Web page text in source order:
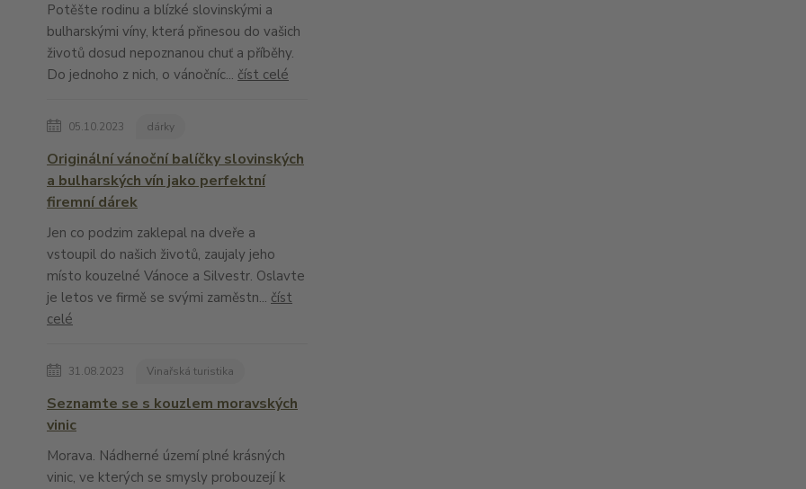
Potěšte rodinu a blízké slovinskými a
bulharskými víny, která přinesou do vašich
životů dosud nepoznanou chuť a příběhy.
Do jednoho z nich, o vánočníc... číst celé
05.10.2023 dárky
Originální vánoční balíčky slovinských
a bulharských vín jako perfektní
firemní dárek
Jen co podzim zaklepal na dveře a
vstoupil do našich životů, zaujaly jeho
místo kouzelné Vánoce a Silvestr. Oslavte
je letos ve firmě se svými zaměstn... číst
celé
31.08.2023 Vinařská turistika
Seznamte se s kouzlem moravských
vinic
Morava. Nádherné území plné krásných
vinic, ve kterých se smysly probouzejí k